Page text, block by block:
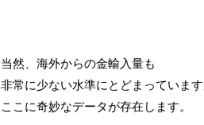
当然、海外からの金輸入量も
非常に少ない水準にとどまっていま
ここに奇妙なデータが存在します。